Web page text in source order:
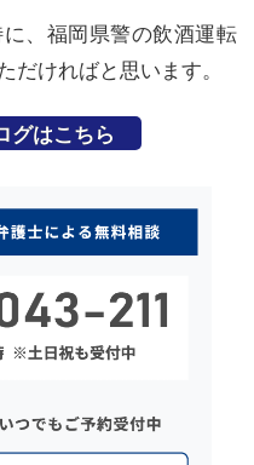
、福岡県警の飲酒運転
ければと思います。
グはこちら